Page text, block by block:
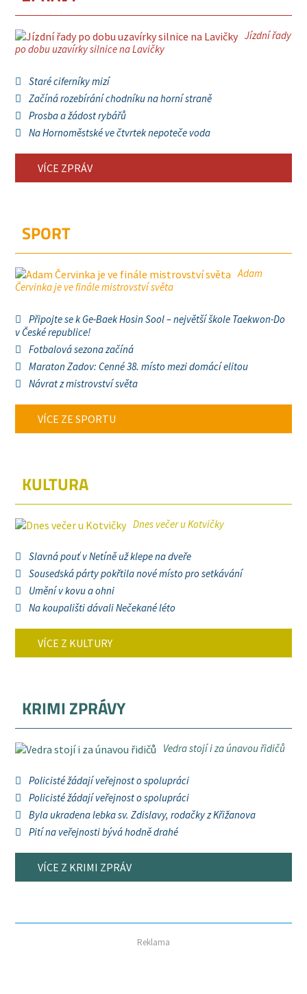
Jízdní řady
po dobu uzavírky silnice na Lavičky
Staré ciferníky mizí
Začíná rozebírání chodníku na horní straně
Prosba a žádost rybářů
Na Hornoměstské ve čtvrtek nepoteče voda
VÍCE ZPRÁV
SPORT
Adam
Červinka je ve finále mistrovství světa
Připojte se k Ge-Baek Hosin Sool – největší škole Taekwon-Do
v České republice!
Fotbalová sezona začíná
Maraton Zadov: Cenné 38. místo mezi domácí elitou
Návrat z mistrovství světa
VÍCE ZE SPORTU
KULTURA
Dnes večer u Kotvičky
Slavná pouť v Netíně už klepe na dveře
Sousedská párty pokřtila nové místo pro setkávání
Umění v kovu a ohni
Na koupališti dávali Nečekané léto
VÍCE Z KULTURY
KRIMI ZPRÁVY
Vedra stojí i za únavou řidičů
Policisté žádají veřejnost o spolupráci
Policisté žádají veřejnost o spolupráci
Byla ukradena lebka sv. Zdislavy, rodačky z Křižanova
Pití na veřejnosti bývá hodně drahé
VÍCE Z KRIMI ZPRÁV
Reklama